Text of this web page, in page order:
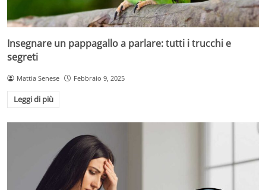
Insegnare un pappagallo a parlare: tutti i trucchi e
segreti
Mattia Senese Febbraio 9, 2025
Leggi di più